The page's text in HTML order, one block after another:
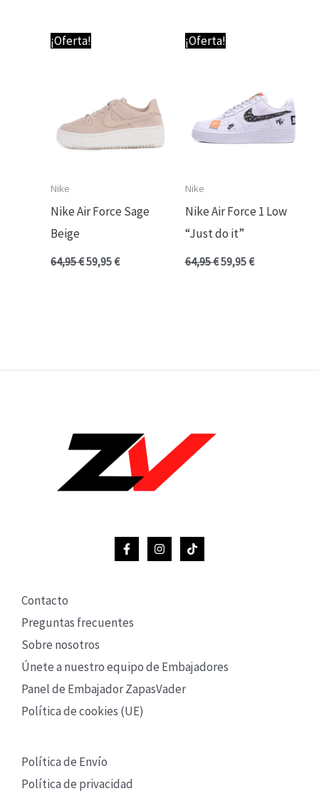
¡Oferta!
Nike
Nike Air Force Sage
Beige
64,95€
El
precio
59,95€
¡Oferta!
Nike
Nike Air Force 1 Low
“Just do it”
64,95€
El
precio
59,95€
59,95 €.
Contacto
Preguntas frecuentes
Sobre nosotros
Únete a nuestro equipo de Embajadores
Panel de Embajador ZapasVader
Política de cookies (UE)
Política de Envío
Política de privacidad